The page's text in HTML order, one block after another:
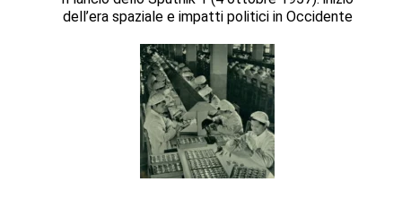
dell’era spaziale e impatti politici in Occidente